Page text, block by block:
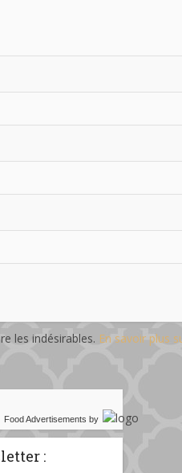
les indésirables. En savoir plus
Food Advertisements by
: